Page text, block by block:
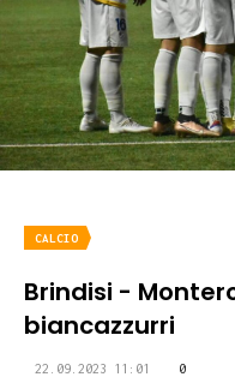
CALCIO
Brindisi -
biancazzurri
22.09.2023 11:01 0